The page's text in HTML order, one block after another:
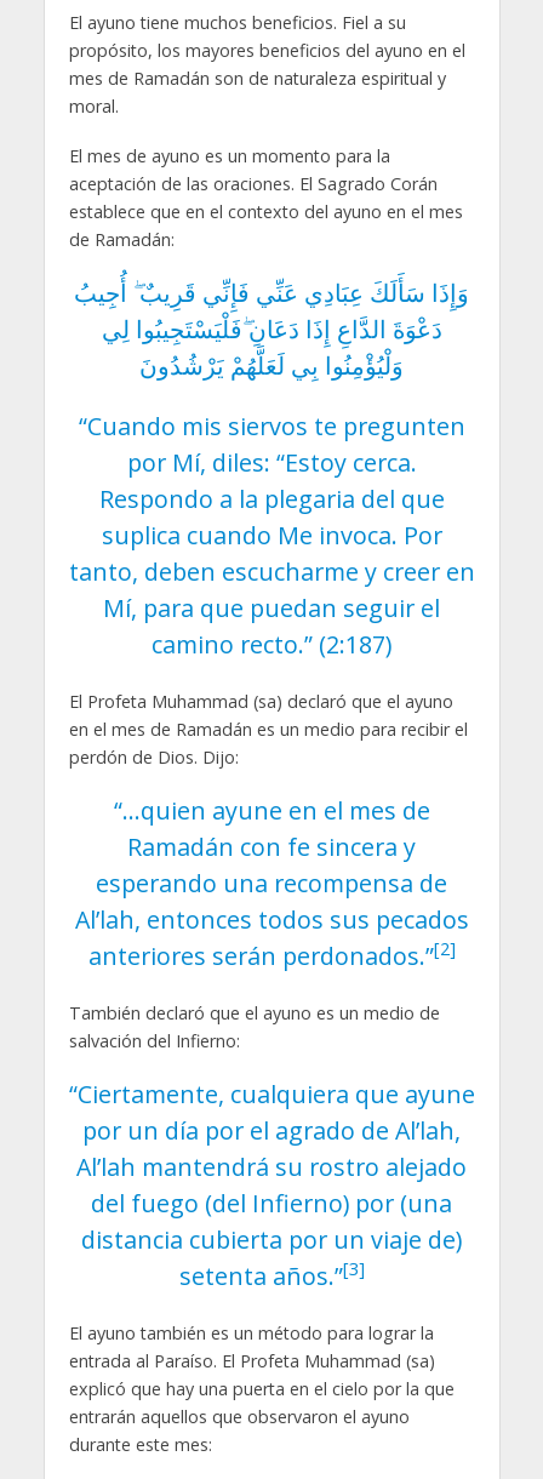
El ayuno tiene muchos beneficios. Fiel a su
propósito, los mayores beneficios del ayuno en el
mes de Ramadán son de naturaleza espiritual y
moral.
El mes de ayuno es un momento para la
aceptación de las oraciones. El Sagrado Corán
establece que en el contexto del ayuno en el mes
de Ramadán:
وَإِذَا سَأَلَكَ عِبَادِي عَنِّي فَإِنِّي قَرِيبٌ ۖ أُجِيبُ
دَعْوَةَ الدَّاعِ إِذَا دَعَانِ ۖفَلْيَسْتَجِيبُوا لِي
وَلْيُؤْمِنُوا بِي لَعَلَّهُمْ يَرْشُدُونَ
“Cuando mis siervos te pregunten
por Mí, diles: “Estoy cerca.
Respondo a la plegaria del que
suplica cuando Me invoca. Por
tanto, deben escucharme y creer en
Mí, para que puedan seguir el
camino recto.” (2:187)
El Profeta Muhammad (sa) declaró que el ayuno
en el mes de Ramadán es un medio para recibir el
perdón de Dios. Dijo:
“…quien ayune en el mes de
Ramadán con fe sincera y
esperando una recompensa de
Al’lah, entonces todos sus pecados
anteriores serán perdonados.”[2]
También declaró que el ayuno es un medio de
salvación del Infierno:
“Ciertamente, cualquiera que ayune
por un día por el agrado de Al’lah,
Al’lah mantendrá su rostro alejado
del fuego (del Infierno) por (una
distancia cubierta por un viaje de)
setenta años.”[3]
El ayuno también es un método para lograr la
entrada al Paraíso. El Profeta Muhammad (sa)
explicó que hay una puerta en el cielo por la que
entrarán aquellos que observaron el ayuno
durante este mes: